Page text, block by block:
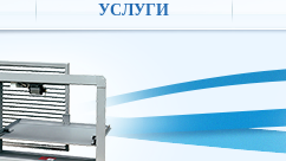
УСЛУГИ